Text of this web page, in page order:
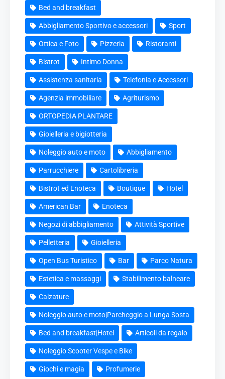
Bed and breakfast
Abbigliamento Sportivo e accessori Sport
Ottica e Foto Pizzeria Ristoranti
Bistrot Intimo Donna
Assistenza sanitaria Telefonia e Accessori
Agenzia immobiliare Agriturismo
ORTOPEDIA PLANTARE
Gioielleria e bigiotteria
Noleggio auto e moto Abbigliamento
Parrucchiere Cartolibreria
Bistrot ed Enoteca Boutique Hotel
American Bar Enoteca
Negozi di abbigliamento Attività Sportive
Pelletteria Gioielleria
Open Bus Turistico Bar Parco Natura
Estetica e massaggi Stabilimento balneare
Calzature
Noleggio auto e moto|Parcheggio a Lunga Sosta
Bed and breakfast|Hotel Articoli da regalo
Noleggio Scooter Vespe e Bike
Giochi e magia Profumerie